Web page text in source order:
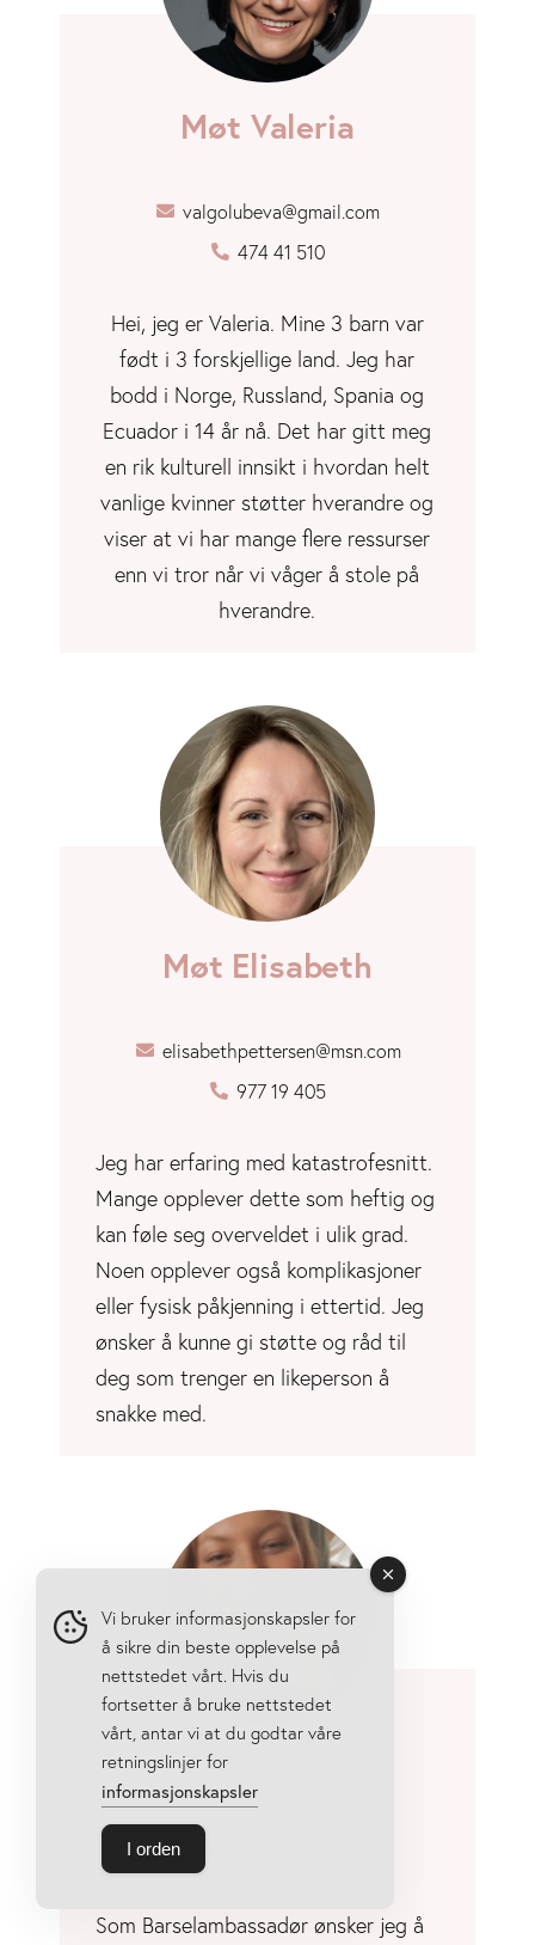
Møt Valeria
valgolubeva@gmail.com
474 41 510
Hei, jeg er Valeria. Mine 3 barn var
født i 3 forskjellige land. Jeg har
bodd i Norge, Russland, Spania og
Ecuador i 14 år nå. Det har gitt meg
en rik kulturell innsikt i hvordan helt
vanlige kvinner støtter hverandre og
viser at vi har mange flere ressurser
enn vi tror når vi våger å stole på
hverandre.
Møt Elisabeth
elisabethpettersen@msn.com
977 19 405
Jeg har erfaring med katastrofesnitt.
Mange opplever dette som heftig og
kan føle seg overveldet i ulik grad.
Noen opplever også komplikasjoner
eller fysisk påkjenning i ettertid. Jeg
ønsker å kunne gi støtte og råd til
deg som trenger en likeperson å
snakke med.
Møt Kaia
kaia.linnerud@hotmail.com
Som Barselambassadør ønsker jeg å
Vi bruker informasjonskapsler for
å sikre din beste opplevelse på
nettstedet vårt. Hvis du
fortsetter å bruke nettstedet
vårt, antar vi at du godtar våre
retningslinjer for
informasjonskapsler
I orden